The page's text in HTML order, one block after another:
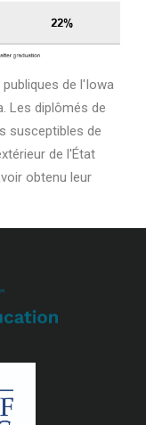
de l'Iowa
Les diplômés de
susceptibles de
de l'État
obtenu leur